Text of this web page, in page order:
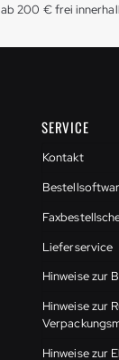
ab 200 € frei
SERVICE
Kontakt
Lieferservice
Hinweise zur
Hinweise zur
Hinweise zur